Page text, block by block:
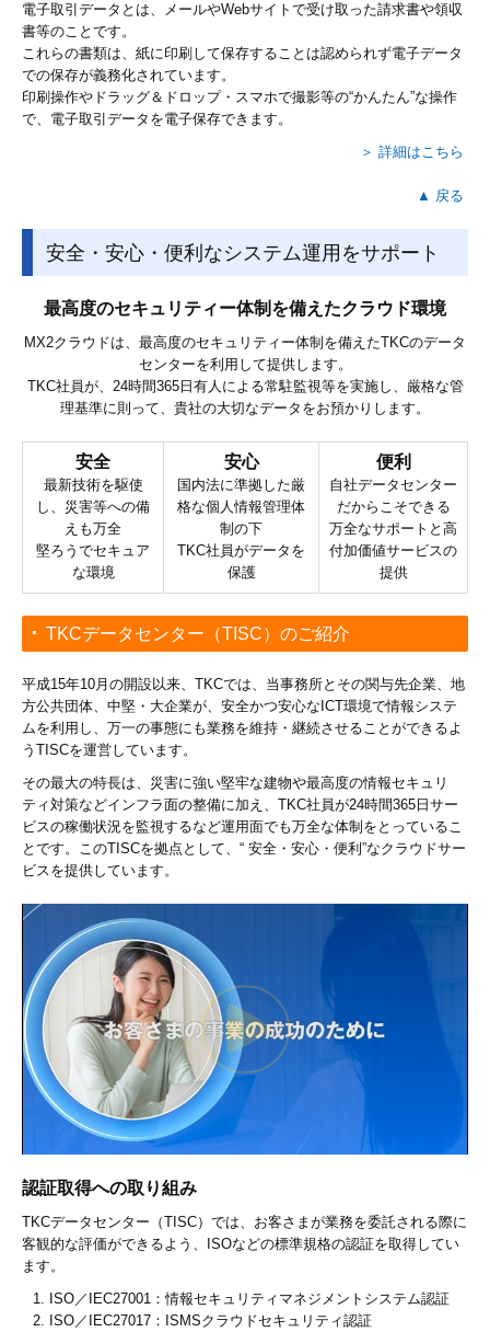
電子取引データとは、メールやWebサイトで受け取った請求書や領収
書等のことです。
これらの書類は、紙に印刷して保存することは認められず電子データ
での保存が義務化されています。
印刷操作やドラッグ＆ドロップ・スマホで撮影等の“かんたん”な操作
で、電子取引データを電子保存できます。
＞ 詳細はこちら
▲ 戻る
安全・安心・便利なシステム運用をサポート
最高度のセキュリティー体制を備えたクラウド環境
MX2クラウドは、最高度のセキュリティー体制を備えたTKCのデータ
センターを利用して提供します。
TKC社員が、24時間365日有人による常駐監視等を実施し、厳格な管
理基準に則って、貴社の大切なデータをお預かりします。
安全
最新技術を駆使
し、災害等への備
えも万全
堅ろうでセキュア
な環境
安心
国内法に準拠した厳
格な個人情報管理体
制の下
TKC社員がデータを
保護
便利
自社データセンター
だからこそできる
万全なサポートと高
付加価値サービスの
提供
TKCデータセンター（TISC）のご紹介
平成15年10月の開設以来、TKCでは、当事務所とその関与先企業、地
方公共団体、中堅・大企業が、安全かつ安心なICT環境で情報システ
ムを利用し、万一の事態にも業務を維持・継続させることができるよ
うTISCを運営しています。
その最大の特長は、災害に強い堅牢な建物や最高度の情報セキュリ
ティ対策などインフラ面の整備に加え、TKC社員が24時間365日サー
ビスの稼働状況を監視するなど運用面でも万全な体制をとっているこ
とです。このTISCを拠点として、“ 安全・安心・便利”なクラウドサー
ビスを提供しています。
認証取得への取り組み
TKCデータセンター（TISC）では、お客さまが業務を委託される際に
客観的な評価ができるよう、ISOなどの標準規格の認証を取得してい
ます。
ISO／IEC27001：情報セキュリティマネジメントシステム認証
ISO／IEC27017：ISMSクラウドセキュリティ認証